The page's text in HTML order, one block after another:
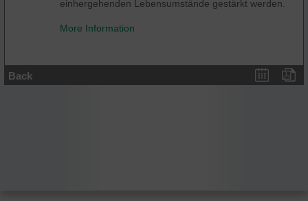
einhergehenden Lebensumstände gestärkt werden.
More Information
Back